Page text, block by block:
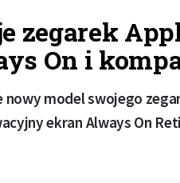
zegarek
On i
nowy model swojego
ekran Always On